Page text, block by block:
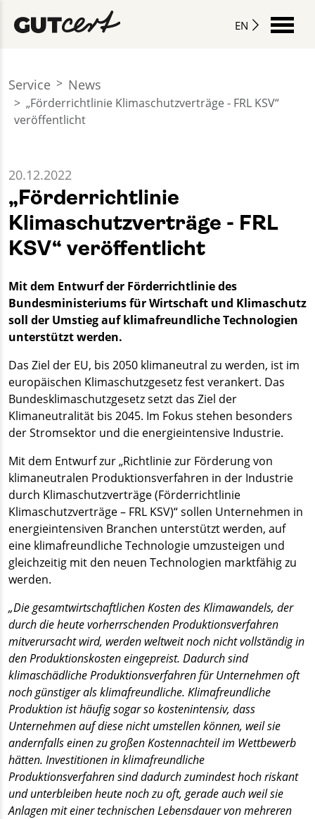
EN
Service News
„Förderrichtlinie Klimaschutzverträge - FRL KSV“
veröffentlicht
20.12.2022
„Förderrichtlinie
Klimaschutzverträge - FRL
KSV“ veröffentlicht
Mit dem Entwurf der Förderrichtlinie des
Bundesministeriums für Wirtschaft und Klimaschutz
soll der Umstieg auf klimafreundliche Technologien
unterstützt werden.
Das Ziel der EU, bis 2050 klimaneutral zu werden, ist im
europäischen Klimaschutzgesetz fest verankert. Das
Bundesklimaschutzgesetz setzt das Ziel der
Klimaneutralität bis 2045. Im Fokus stehen besonders
der Stromsektor und die energieintensive Industrie.
Mit dem Entwurf zur „Richtlinie zur Förderung von
klimaneutralen Produktionsverfahren in der Industrie
durch Klimaschutzverträge (Förderrichtlinie
Klimaschutzverträge – FRL KSV)“ sollen Unternehmen in
energieintensiven Branchen unterstützt werden, auf
eine klimafreundliche Technologie umzusteigen und
gleichzeitig mit den neuen Technologien marktfähig zu
werden.
„Die gesamtwirtschaftlichen Kosten des Klimawandels, der
durch die heute vorherrschenden Produktionsverfahren
mitverursacht wird, werden weltweit noch nicht vollständig in
den Produktionskosten eingepreist. Dadurch sind
klimaschädliche Produktionsverfahren für Unternehmen oft
noch günstiger als klimafreundliche. Klimafreundliche
Produktion ist häufig sogar so kostenintensiv, dass
Unternehmen auf diese nicht umstellen können, weil sie
andernfalls einen zu großen Kostennachteil im Wettbewerb
hätten. Investitionen in klimafreundliche
Produktionsverfahren sind dadurch zumindest hoch riskant
und unterbleiben heute noch zu oft, gerade auch weil sie
Anlagen mit einer technischen Lebensdauer von mehreren